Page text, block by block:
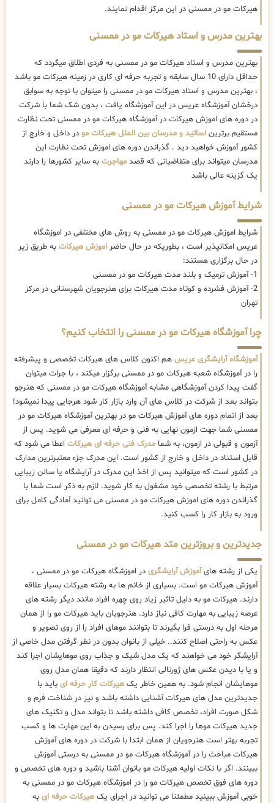
هیرکات مو در ممسنی در این مرکز اقدام نمایند.
بهترین مدرس و استاد هیرکات مو در ممسنی
بهترین مدرس و استاد هیرکات مو در ممسنی به فردی اطلاق میگردد که
حداقل دارای 10 سال سابقه و تجربه حرفه ای کاری در زمینه هیرکات مو باشد
، بهترین مدرس و استاد هیرکات مو در ممسنی را میتوان با توجه به سوابق
درخشان آموزشگاه عریس در این آموزشگاه یافت ، بدون شک شما با شرکت
در دوره های اموزش هیرکات در آموزشگاه هیرکات مو در ممسنی تحت نظارت
مستقیم برترین اساتید و مدرسان بین الملل هیرکات مو در داخل و خارج از
کشور آموزش خواهید دید . گذراندن دوره های اموزش تحت نظارت این
مدرسان میتواند برای متقاضیانی که قصد مهاجرت به سایر کشورها را دارند
یک گزینه عالی باشد
شرایط آموزش هیرکات مو در ممسنی
شرایط اموزش هیرکات مو در ممسنی به روش های مختلفی در اموزشگاه
عریس امکانپذیر است ، بطوریکه در حال حاضر اموزش هیرکات به طریق زیر
در حال برگزاری هستند:
1- آموزش ترمیک و بلند مدت هیرکات مو در ممسنی
2- آموزش فشرده و کوتاه مدت هیرکات برای هنرجویان شهرستانی در مرکز
تهران
چرا آموزشگاه هیرکات مو در ممسنی را انتخاب کنیم؟
آموزشگاه آرایشگری عریس هم اکنون کلاس های هیرکات تخصصی و پیشرفته
را در آموزشگاه شعبه هیرکات مو در ممسنی برگزار میکند ، با جرات میتوان
گفت پیدا کردن آموزشگاهی مشابه آموزشگاه هیرکات مو در ممسنی که هنرجو
بتواند بعد از شرکت در کلاس های آن وارد بازار کار شود هرجایی پیدا نمیشود!
بعد از اتمام دوره های آموزش هیرکات مو در بهترین آموزشگاه هیرکات مو در
ممسنی شما جهت ازمون نهایی به فنی و حرفه ای معرفی می شوید. پس از
آزمون و قبولی در ازمون، به شما مدرک فنی حرفه ای هیرکات اعطا می شود که
قابل استناد در داخل و خارج از کشور است. این مدرک جزء معتبرترین مدارک
در کشور است که میتوانید پس از اخذ این مدرک در آرایشگاه یا سالن زیبایی
مرتبط با رشته تخصصی خود مشغول به کار شوید. لازم به ذکر است شما با
گذراندن دوره های اموزش هیرکات مو در ممسنی می توانید آمادگی کامل برای
ورود به بازار کار را کسب کنید.
جدیدترین و بروزترین متد هیرکات مو در ممسنی
یکی از رشته هایآموزش آرایشگری در اموزشگاه هیرکات مو در ممسنی ،
آموزش هیرکات مو است. بسیاری از خانم ها به رشته هیرکات بسیار علاقه
دارند. هیرکات مو به دلیل تاثیر زیاد روی چهره افراد مانند دیگر رشته های
عرصه زیبایی به مهارت کافی نیاز دارد. هنرجویان باید هیرکات مو را از همان
مرحله اول به درستی فرا بگیرند تا بتوانند موهای افراد را از روی تصویر و
عکس به راحتی اصلاح کنند.. خیلی از بانوان بدون در نظر گرفتن مدل خاصی از
آرایشگر خود می خواهند که یک مدل شیک و جذاب روی موهایشان اجرا کند
و یا با دیدن عکس های ژورنالی انتظار دارند که دقیقا همان مدل روی
موهایشان انجام شود. به همین خاطر یک هیرکات کار حرفه ای باید با
جدیدترین مدل های هیرکات آشنایی داشته باشد و نیز در شناخت فرم و
شکل صورت افراد، تخصص کافی داشته باشد تا بتواند مدل و تکنیک های
جدید هیرکات موها را اجرا کند. پس برای رسیدن به این مهارت ها و کسب
تجربه بهتر است هنرجویان از همان ابتدا با شرکت در دوره های آموزش
هیرکات مباحث را در آموزشگاه هیرکات مو در ممسنی به درستی آموزش
ببینند. اگر با نکات اولیه هیرکات مو بانوان آشنا باشید و دوره های تخصص و
دوره های فوق تخصص هیرکات مو را در اموزشگاه هیرکات مو در ممسنی به
خوبی آموزش ببینید مطمئنا می توانید در اجرای یک هیرکات حرفه ای به